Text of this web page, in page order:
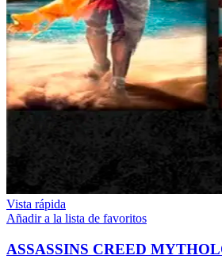
Vista rápida
Añadir a la lista de favoritos
ASSASSINS CREED